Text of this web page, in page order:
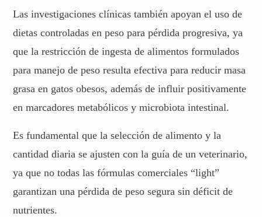
Las investigaciones clínicas también apoyan el uso de
dietas controladas en peso para pérdida progresiva, ya
que la restricción de ingesta de alimentos formulados
para manejo de peso resulta efectiva para reducir masa
grasa en gatos obesos, además de influir positivamente
en marcadores metabólicos y microbiota intestinal.
Es fundamental que la selección de alimento y la
cantidad diaria se ajusten con la guía de un veterinario,
ya que no todas las fórmulas comerciales “light”
garantizan una pérdida de peso segura sin déficit de
nutrientes.